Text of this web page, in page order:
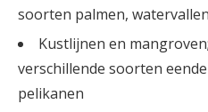
soorten palmen,
Kustlijnen en
verschillende soorten
pelikanen